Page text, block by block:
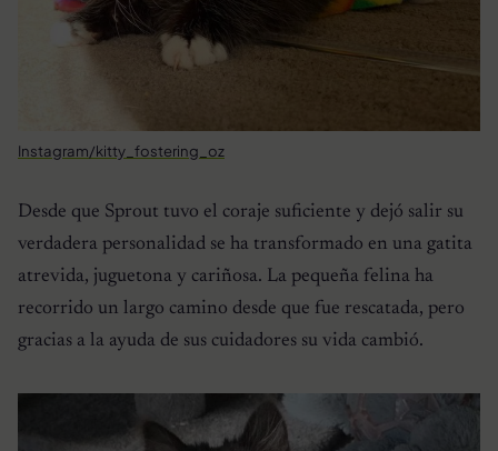
Instagram/kitty_fostering_oz
Desde que Sprout tuvo el coraje suficiente y dejó salir su
verdadera personalidad se ha transformado en una gatita
atrevida, juguetona y cariñosa. La pequeña felina ha
recorrido un largo camino desde que fue rescatada, pero
gracias a la ayuda de sus cuidadores su vida cambió.